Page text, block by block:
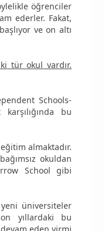
öğrenciler
ederler. Fakat,
ve on altı
tür okul vardır.
Schools-
bu
almaktadır.
okuldan
School gibi
üniversiteler
yıllardaki bu